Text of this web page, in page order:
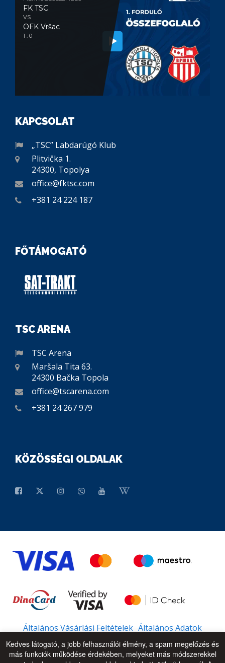
FK TSC
VS
OFK Vršac
1 : 0
KAPCSOLAT
„TSC” Labdarúgó Klub
Plitvička 1.
24300, Topolya
office@fktsc.com
+381 24 224 187
FŐTÁMOGATÓ
TSC ARENA
TSC Arena
Maršala Tita 63.
24300 Bačka Topola
office@tscarena.com
+381 24 267 979
KÖZÖSSÉGI OLDALAK
Általános Vásárlási Feltételek Általános Adatok
Kedves látogató, a jobb felhasználói élmény, a spam megelőzés és
más funkciók működése érdekében, melyeket más módszerekkel